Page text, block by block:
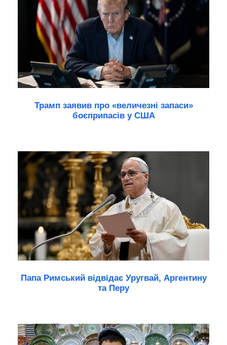
Трамп заявив про «величезні запаси»
боєприпасів у США
Папа Римський відвідає Уругвай, Аргентину
та Перу